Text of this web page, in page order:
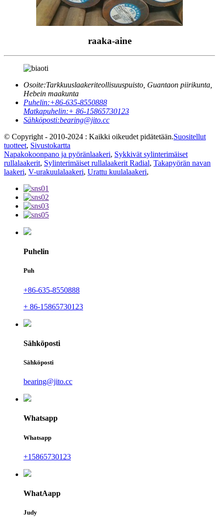
raaka-aine
Osoite:Tarkkuuslaakeriteollisuuspuisto, Guantaon piirikunta,
Hebein maakunta
Puhelin:+86-635-8550888
Matkapuhelin:+ 86-15865730123
Sähköposti:bearing@jito.cc
© Copyright - 2010-2024 : Kaikki oikeudet pidätetään.Suositellut
tuotteet, Sivustokartta
Napakokoonpano ja pyöränlaakeri, Sykkivät sylinterimäiset
rullalaakerit, Sylinterimäiset rullalaakerit Radial, Takapyörän navan
laakeri, V-urakuulalaakeri, Urattu kuulalaakeri,
Puhelin
Puh
+86-635-8550888
+ 86-15865730123
Sähköposti
Sähköposti
bearing@jito.cc
Whatsapp
Whatsapp
+15865730123
WhatAapp
Judy